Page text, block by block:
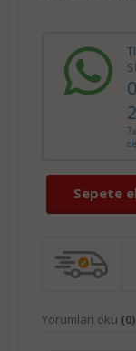
Sepete
Yorumları oku (0)